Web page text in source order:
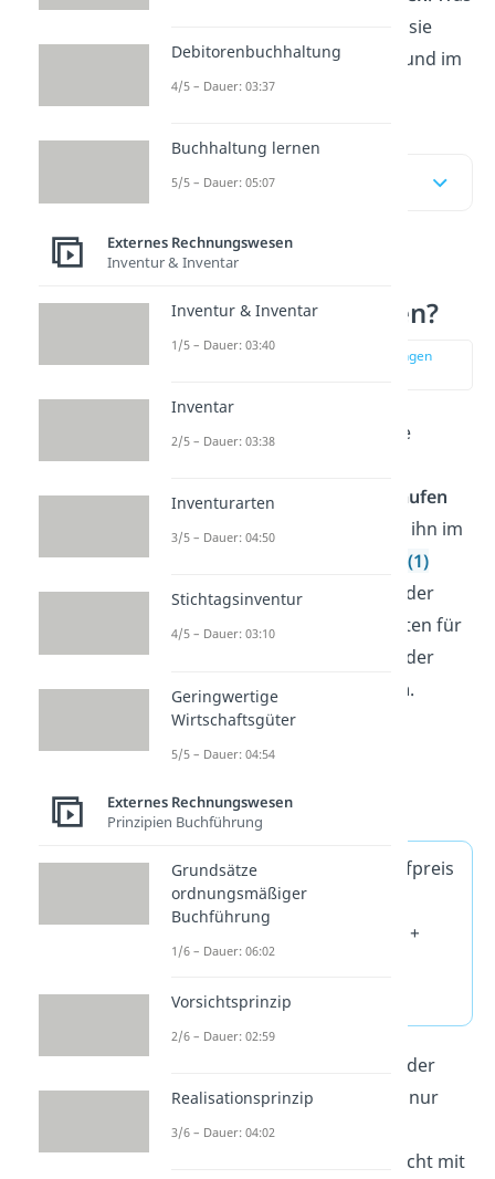
alles dazu gehört und wie du sie
berechnest, erfährst du hier und im
Video!
Inhaltsübersicht
Anschaffungskosten?
zur Stelle im Video springen
Anschaffungskosten
sind alle
Vermögensgegenstand zu
kaufen
und so herzurichten, dass du ihn im
(§ 255 (1)
HGB).Dazu gehört nicht nur der
Kaufpreis , sondern auch Kosten für
oder
notwendigeGenehmigungen.
Die allgemeine
Berechnung
Anschaffungskosten lautet:
Anschaffungskosten
= Kaufpreis
– Preisminderungen +
Anschaffungsnebenkosten +
nachträgliche
Anschaffungskosten
Für die Berechnung der
Anschaffungskosten werden nur
Nettopreiseverwendet. Die
Mehrwertsteuer fließt also nicht mit
Debitorenbuchhaltung
4/5 – Dauer: 03:37
Buchhaltung lernen
5/5 – Dauer: 05:07
Externes Rechnungswesen
Inventur & Inventar
Inventur & Inventar
1/5 – Dauer: 03:40
Inventar
2/5 – Dauer: 03:38
Inventurarten
3/5 – Dauer: 04:50
Stichtagsinventur
4/5 – Dauer: 03:10
Geringwertige
Wirtschaftsgüter
5/5 – Dauer: 04:54
Externes Rechnungswesen
Prinzipien Buchführung
Grundsätze
ordnungsmäßiger
Buchführung
1/6 – Dauer: 06:02
Vorsichtsprinzip
2/6 – Dauer: 02:59
Realisationsprinzip
3/6 – Dauer: 04:02